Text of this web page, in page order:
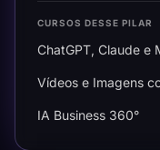
CURSOS DESSE PILAR
ChatGPT, Claude e
Vídeos e Imagens
IA Business 360°